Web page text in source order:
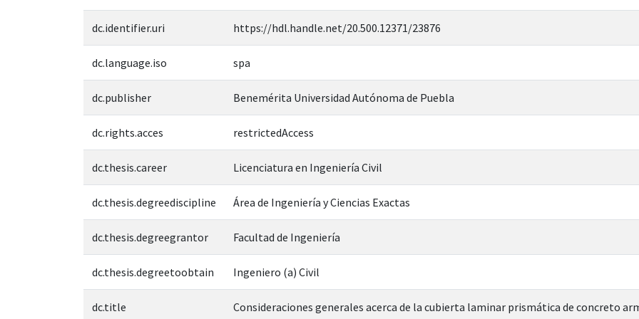
dc.identifier.uri https://hdl.handle.net/20.500.12371/23876
dc.language.iso spa
dc.publisher Benemérita Universidad Autónoma de Puebla
dc.rights.acces restrictedAccess
dc.thesis.career Licenciatura en Ingeniería Civil
dc.thesis.degreediscipline Área de Ingeniería y Ciencias Exactas
dc.thesis.degreegrantor Facultad de Ingeniería
dc.thesis.degreetoobtain Ingeniero (a) Civil
dc.title Consideraciones generales acerca de la cubierta laminar prismática de concreto